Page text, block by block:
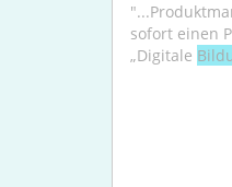
sofort einen
„Digitale